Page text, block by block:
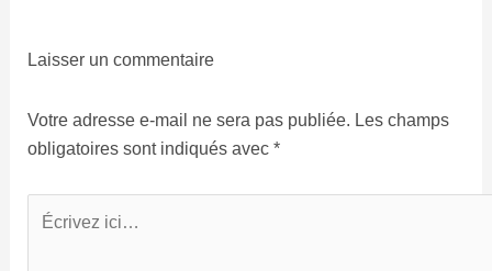
Laisser un commentaire
Votre adresse e-mail ne sera pas publiée. Les champs
obligatoires sont indiqués avec *